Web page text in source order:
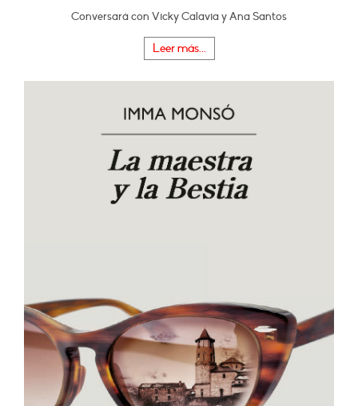
Conversará con Vicky Calavia y Ana Santos
Leer más...